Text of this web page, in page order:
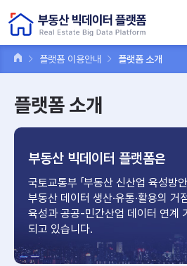
플랫폼 이용안내 플랫폼 소개
플랫폼 소개
부동산 빅데이터 플랫폼은
국토교통부 「부동산 신산업 육성방
부동산 데이터 생산·유통·활용의
육성과 공공-민간산업 데이터 연계
되고 있습니다.